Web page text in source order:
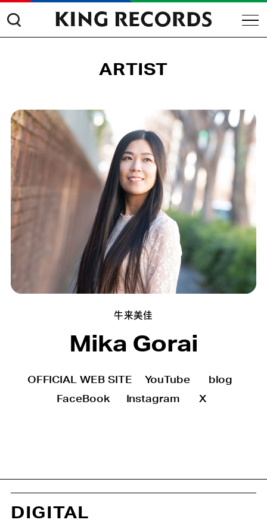
ARTIST
牛来美佳
Mika Gorai
OFFICIAL WEB SITE YouTube
blog
FaceBook
Instagram X
DIGITAL